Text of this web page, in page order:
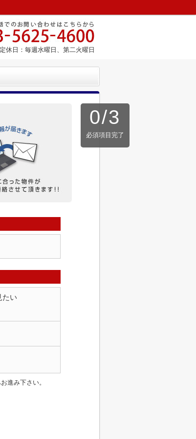
休日：毎週水曜日、第二火曜日
0/3
必須項目完了
たい
進み下さい。